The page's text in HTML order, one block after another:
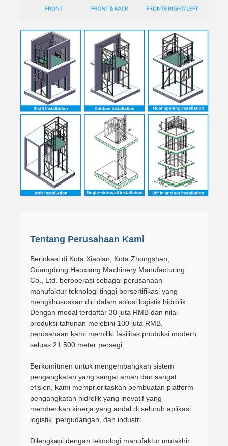
Tentang Perusahaan Kami
Berlokasi di Kota Xiaolan, Kota Zhongshan,
Guangdong Haoxiang Machinery Manufacturing
Co., Ltd. beroperasi sebagai perusahaan
manufaktur teknologi tinggi bersertifikasi yang
mengkhususkan diri dalam solusi logistik hidrolik.
Dengan modal terdaftar 30 juta RMB dan nilai
produksi tahunan melebihi 100 juta RMB,
perusahaan kami memiliki fasilitas produksi modern
seluas 21.500 meter persegi.
Berkomitmen untuk mengembangkan sistem
pengangkatan yang sangat aman dan sangat
efisien, kami memprioritaskan pembuatan platform
pengangkatan hidrolik yang inovatif yang
memberikan kinerja yang andal di seluruh aplikasi
logistik, pergudangan, dan industri.
Dilengkapi dengan teknologi manufaktur mutakhir